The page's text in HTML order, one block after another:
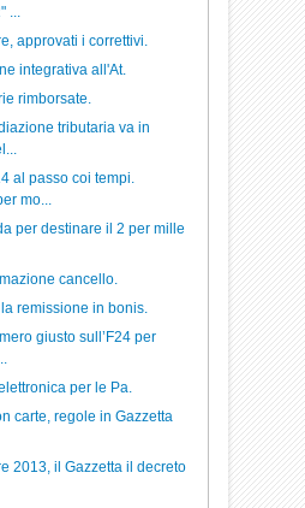
...
approvati i correttivi.
integrativa all'At.
rimborsate.
tributaria va in
al passo coi tempi.
mo...
per destinare il 2 per mille
cancello.
remissione in bonis.
giusto sull’F24 per
per le Pa.
carte, regole in Gazzetta
2013, il Gazzetta il decreto